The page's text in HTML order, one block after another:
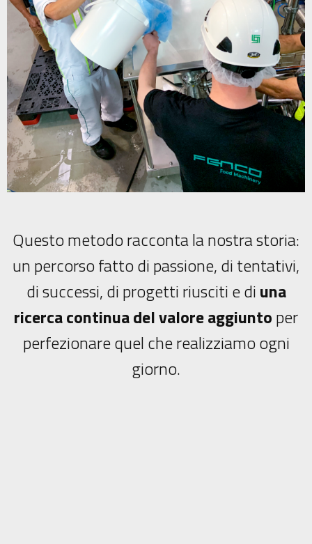
Questo metodo racconta la nostra storia:
un percorso fatto di passione, di tentativi,
di successi, di progetti riusciti e diuna
ricerca continua del valore aggiuntoper
perfezionare quel che realizziamo ogni
giorno.